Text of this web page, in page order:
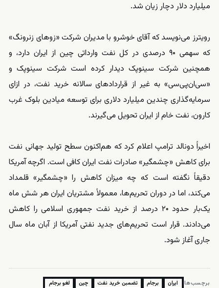
میلیارد دلار دچار زیان شد.
رویترز می‌نویسد که آقای خوشرو با مدیران شرکت «زوهای زنرونگ»
که سهمی ۹۰ درصدی در کل نفت وارداتی چین از ایران دارد، و
همچنین شرکت سینوپک دیدار کرده است شرکت سینوپک و
«سی‌ان‌پی‌سی» به غیر از قراردادهای سالانه خرید نفت، در ازای
سرمایه‌گذاری چندین میلیارد دلاری برای توسعه میادین بلوک غرب
کارون، نفت خام از ایران تحویل می‌گیرند.
اخیراً دونالد ترامپ اعلام کرد که هم‌اکنون سطح تولید جهانی نفت
برای کاهش «چشمگیر» صادرات نفت ایران کافی است. اگرچه آمریکا
دقیقاً نگفته است که چه میزان کاهش را «چشمگیر» قلمداد
می‌کند، اما در دوران تحریم‌ها، معمولاً مشتریان ایران هر شش ماه
یک‌بار حدود ۲۰ درصد از خرید نفت جمهوری اسلامی را کاهش
می‌دادند. قرار است تحریم‌های جدید نفتی آمریکا از آبان ماه سال
جاری آغاز شود.
برچسب‌ها: ایران برجام تضمبن خرید نفت چین لغو برجام